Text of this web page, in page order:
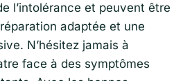
l’intolérance et peuvent être
adaptée et une
N’hésitez jamais à
face à des symptômes